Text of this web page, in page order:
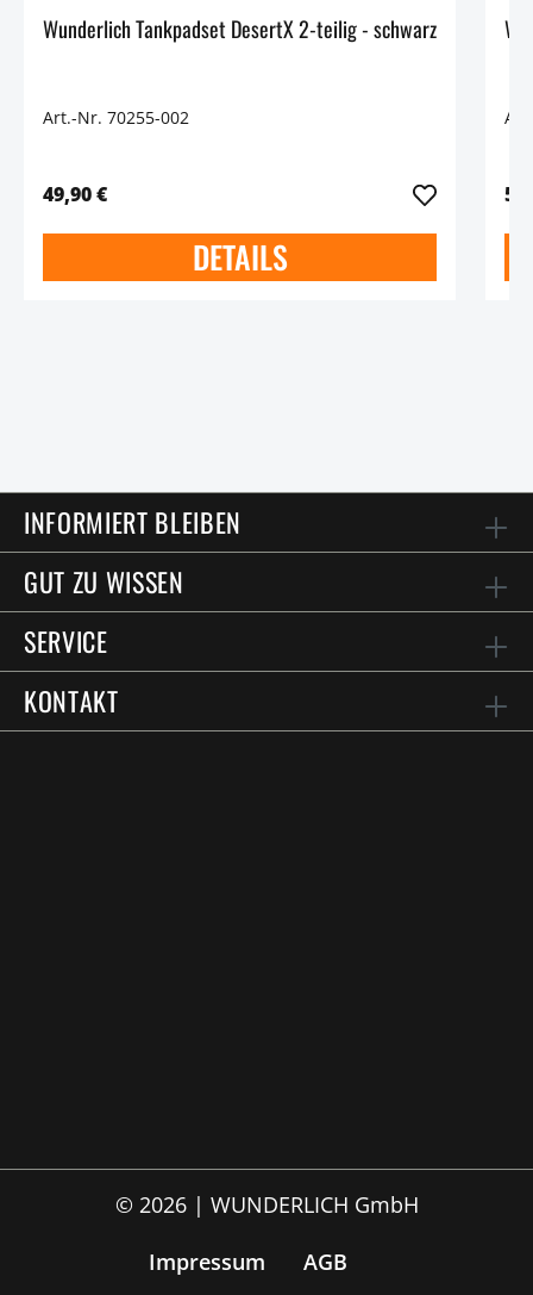
Wunderlich Tankpadset DesertX 2-teilig - schwarz
Art.-Nr. 70255-002
49,90 €
DETAILS
INFORMIERT BLEIBEN
GUT ZU WISSEN
SERVICE
KONTAKT
© 2026 | WUNDERLICH GmbH
Impressum
AGB